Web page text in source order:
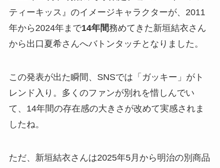
ティーキッス』のイメージキャラクターが、2011
年から2024年まで14年間務めてきた新垣結衣さん
から出口夏希さんへバトンタッチとなりました。
この発表が出た瞬間、SNSでは「ガッキー」がト
レンド入り。多くのファンが別れを惜しんでい
て、14年間の存在感の大きさが改めて実感されま
したね。
ただ、新垣結衣さんは2025年5月から明治の別商品